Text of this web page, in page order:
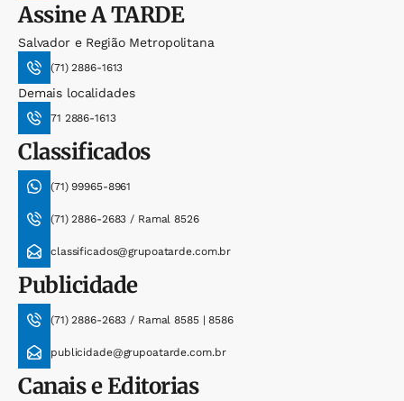
AssineA TARDE
Salvador e Região Metropolitana
(71) 2886-1613
Demais localidades
71 2886-1613
Classificados
(71) 99965-8961
(71) 2886-2683 / Ramal 8526
classificados@grupoatarde.com.br
Publicidade
(71) 2886-2683 / Ramal 8585 | 8586
publicidade@grupoatarde.com.br
Canais e Editorias